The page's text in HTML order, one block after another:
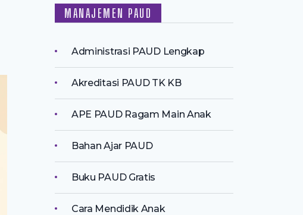
MANAJEMEN PAUD
Administrasi PAUD Lengkap
Akreditasi PAUD TK KB
APE PAUD Ragam Main Anak
Bahan Ajar PAUD
Buku PAUD Gratis
Cara Mendidik Anak